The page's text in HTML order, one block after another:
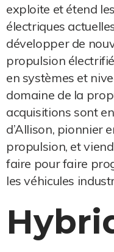
exploite et étend
électriques
développer de
propulsion
en systèmes et
domaine de la
acquisitions sont
d’Allison, pionnier
propulsion, et
faire pour faire
les véhicules